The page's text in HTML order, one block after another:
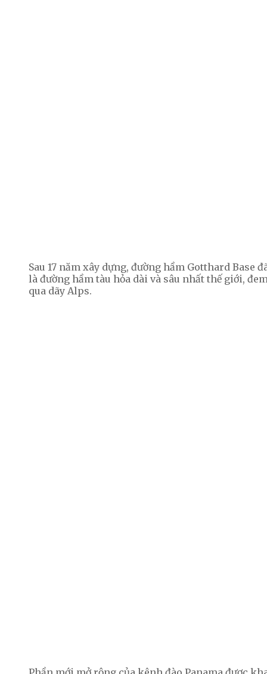
Sau 17 năm xây dựng, đường hầm Gotthard Base
là đường hầm tàu hỏa dài và sâu nhất thế giới,
qua dãy Alps.